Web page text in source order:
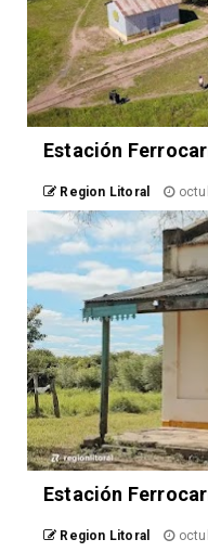
Estación
Region Litoral
Estación
Region Litoral